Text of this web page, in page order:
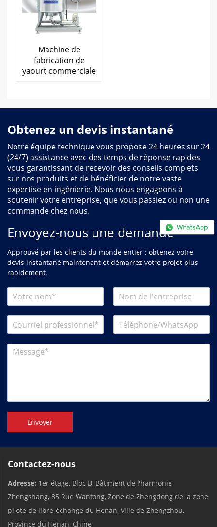
Machine de
fabrication de
yaourt commerciale
Obtenez un devis instantané
Notre équipe technique vous propose 24 heures sur 24
(24/7) assistance avec des temps de réponse rapides,
vous garantissant de recevoir des conseils complets
sur nos produits et de bénéficier de notre vaste
expertise en ingénierie. Nous nous engageons à
soutenir votre entreprise, que vous passiez ou non une
commande chez nous.
Envoyez-nous une demande
Approuvé par les clients du monde entier : obtenez votre
devis instantané maintenant et démarrez votre projet plus
rapidement.
Envoyer
Contactez-nous
Adresse: 1er étage, Bloc B, Bâtiment de l'harmonie
Zhengshang, 85 Rue Wantong, Zone de Zhengdong de la zone
pilote de libre-échange du Henan, Ville de Zhengzhou,
Province du Henan, Chine